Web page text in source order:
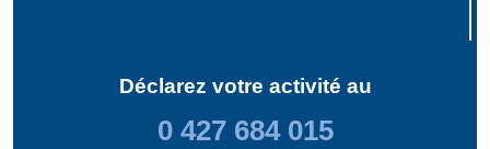
Déclarez votre activité au
0 427 684 015